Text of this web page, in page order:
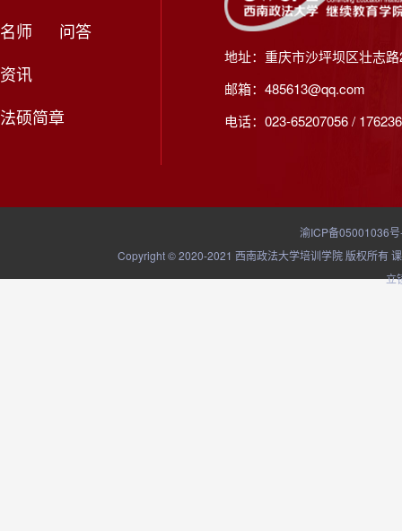
名师
问答
资讯
法硕简章
地址：重庆市沙坪坝区壮志
邮箱：485613@qq.com
电话：023-65207056 /
渝ICP备05001036
Copyright © 2020-2021 西南政法大学培训学院 版权所有
立